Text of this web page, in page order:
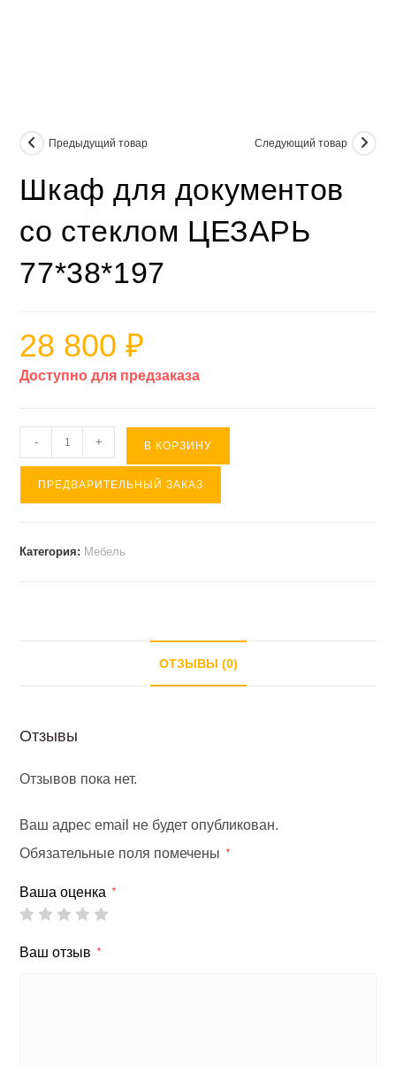
Предыдущий товар Следующий товар
Шкаф для документов
со стеклом ЦЕЗАРЬ
77*38*197
28 800₽
Доступно для предзаказа
Количество
товара
Шкаф
- + В КОРЗИНУ
ПРЕДВАРИТЕЛЬНЫЙ ЗАКАЗ
Категория: Мебель
ОТЗЫВЫ (0)
Отзывы
Отзывов пока нет.
Ваш адрес email не будет опубликован.
Обязательные поля помечены
*
Ваша оценка *
Ваш отзыв *